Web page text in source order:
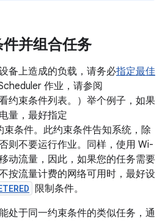
并组合任务
备上造成的负载，请务必指定最佳
作业，请参阅
约束条件列表。）举个例子，如果
量，最好指定
束条件。此约束条件告知系统，除
则不要运行作业。同样，使用 Wi-
动流量，因此，如果您的任务需要
按流量计费的网络可用时，最好设
限制条件。
处于同一约束条件的类似任务，通